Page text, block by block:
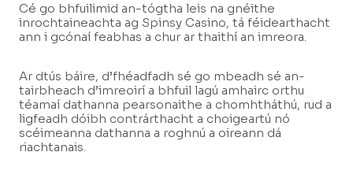
Cé go bhfuilimid an-tógtha leis na gnéithe
inrochtaineachta ag Spinsy Casino, tá féidearthacht
ann i gcónaí feabhas a chur ar thaithí an imreora.
Ar dtús báire, d’fhéadfadh sé go mbeadh sé an-
tairbheach d’imreoirí a bhfuil lagú amhairc orthu
téamaí dathanna pearsonaithe a chomhtháthú, rud a
ligfeadh dóibh contrárthacht a choigeartú nó
scéimeanna dathanna a roghnú a oireann dá
riachtanais.